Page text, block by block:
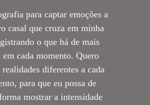
para captar emoções a
casal que cruza em minha
o que há de mais
cada momento. Quero
realidades diferentes a cada
para que eu possa de
mostrar a intensidade